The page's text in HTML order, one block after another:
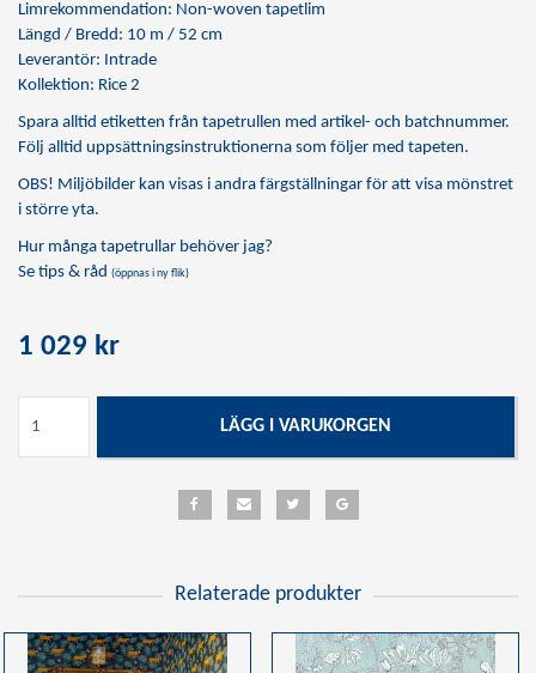
Limrekommendation: Non-woven tapetlim
Längd / Bredd: 10 m / 52 cm
Leverantör: Intrade
Kollektion: Rice 2
Spara alltid etiketten från tapetrullen med artikel- och batchnummer.
Följ alltid uppsättningsinstruktionerna som följer med tapeten.
OBS! Miljöbilder kan visas i andra färgställningar för att visa mönstret
i större yta.
Hur många tapetrullar behöver jag?
Se tips & råd (öppnas i ny flik)
1 029 kr
LÄGG I VARUKORGEN
Relaterade produkter